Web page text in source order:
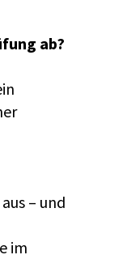
ab?
– und
im